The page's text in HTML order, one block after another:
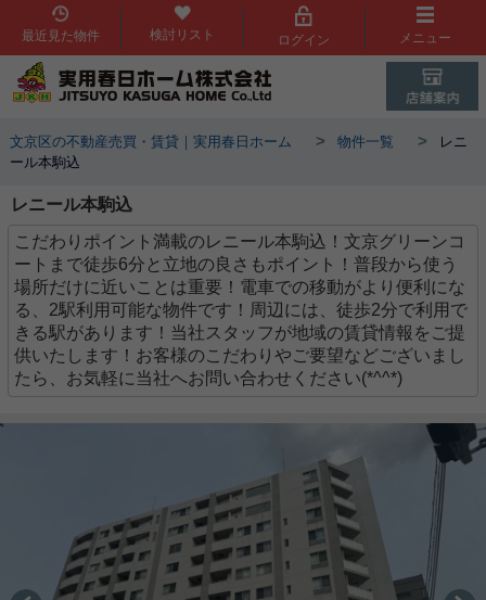
最近見た物件 検討リスト ログイン メニュー
文京区の不動産売買・賃貸｜実用春日ホーム > 物件一覧 >
レニ
ール本駒込
レニール本駒込
こだわりポイント満載のレニール本駒込！文京グリーンコ
ートまで徒歩6分と立地の良さもポイント！普段から使う
場所だけに近いことは重要！電車での移動がより便利にな
る、2駅利用可能な物件です！周辺には、徒歩2分で利用で
きる駅があります！当社スタッフが地域の賃貸情報をご提
供いたします！お客様のこだわりやご要望などございまし
たら、お気軽に当社へお問い合わせください(*^^*)